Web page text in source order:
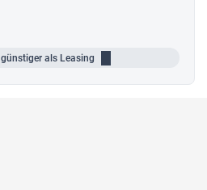
günstiger als Leasing